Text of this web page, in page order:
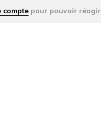
compte pour pouvoir réagir